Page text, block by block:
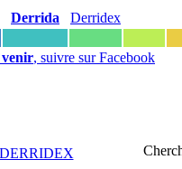
Derrida Derridex
, suivre sur Facebook
DERRIDEX